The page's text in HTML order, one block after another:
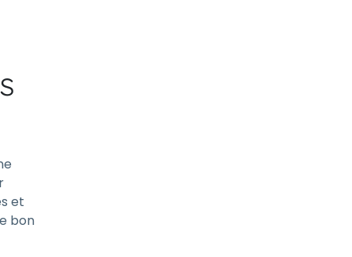
et
bon